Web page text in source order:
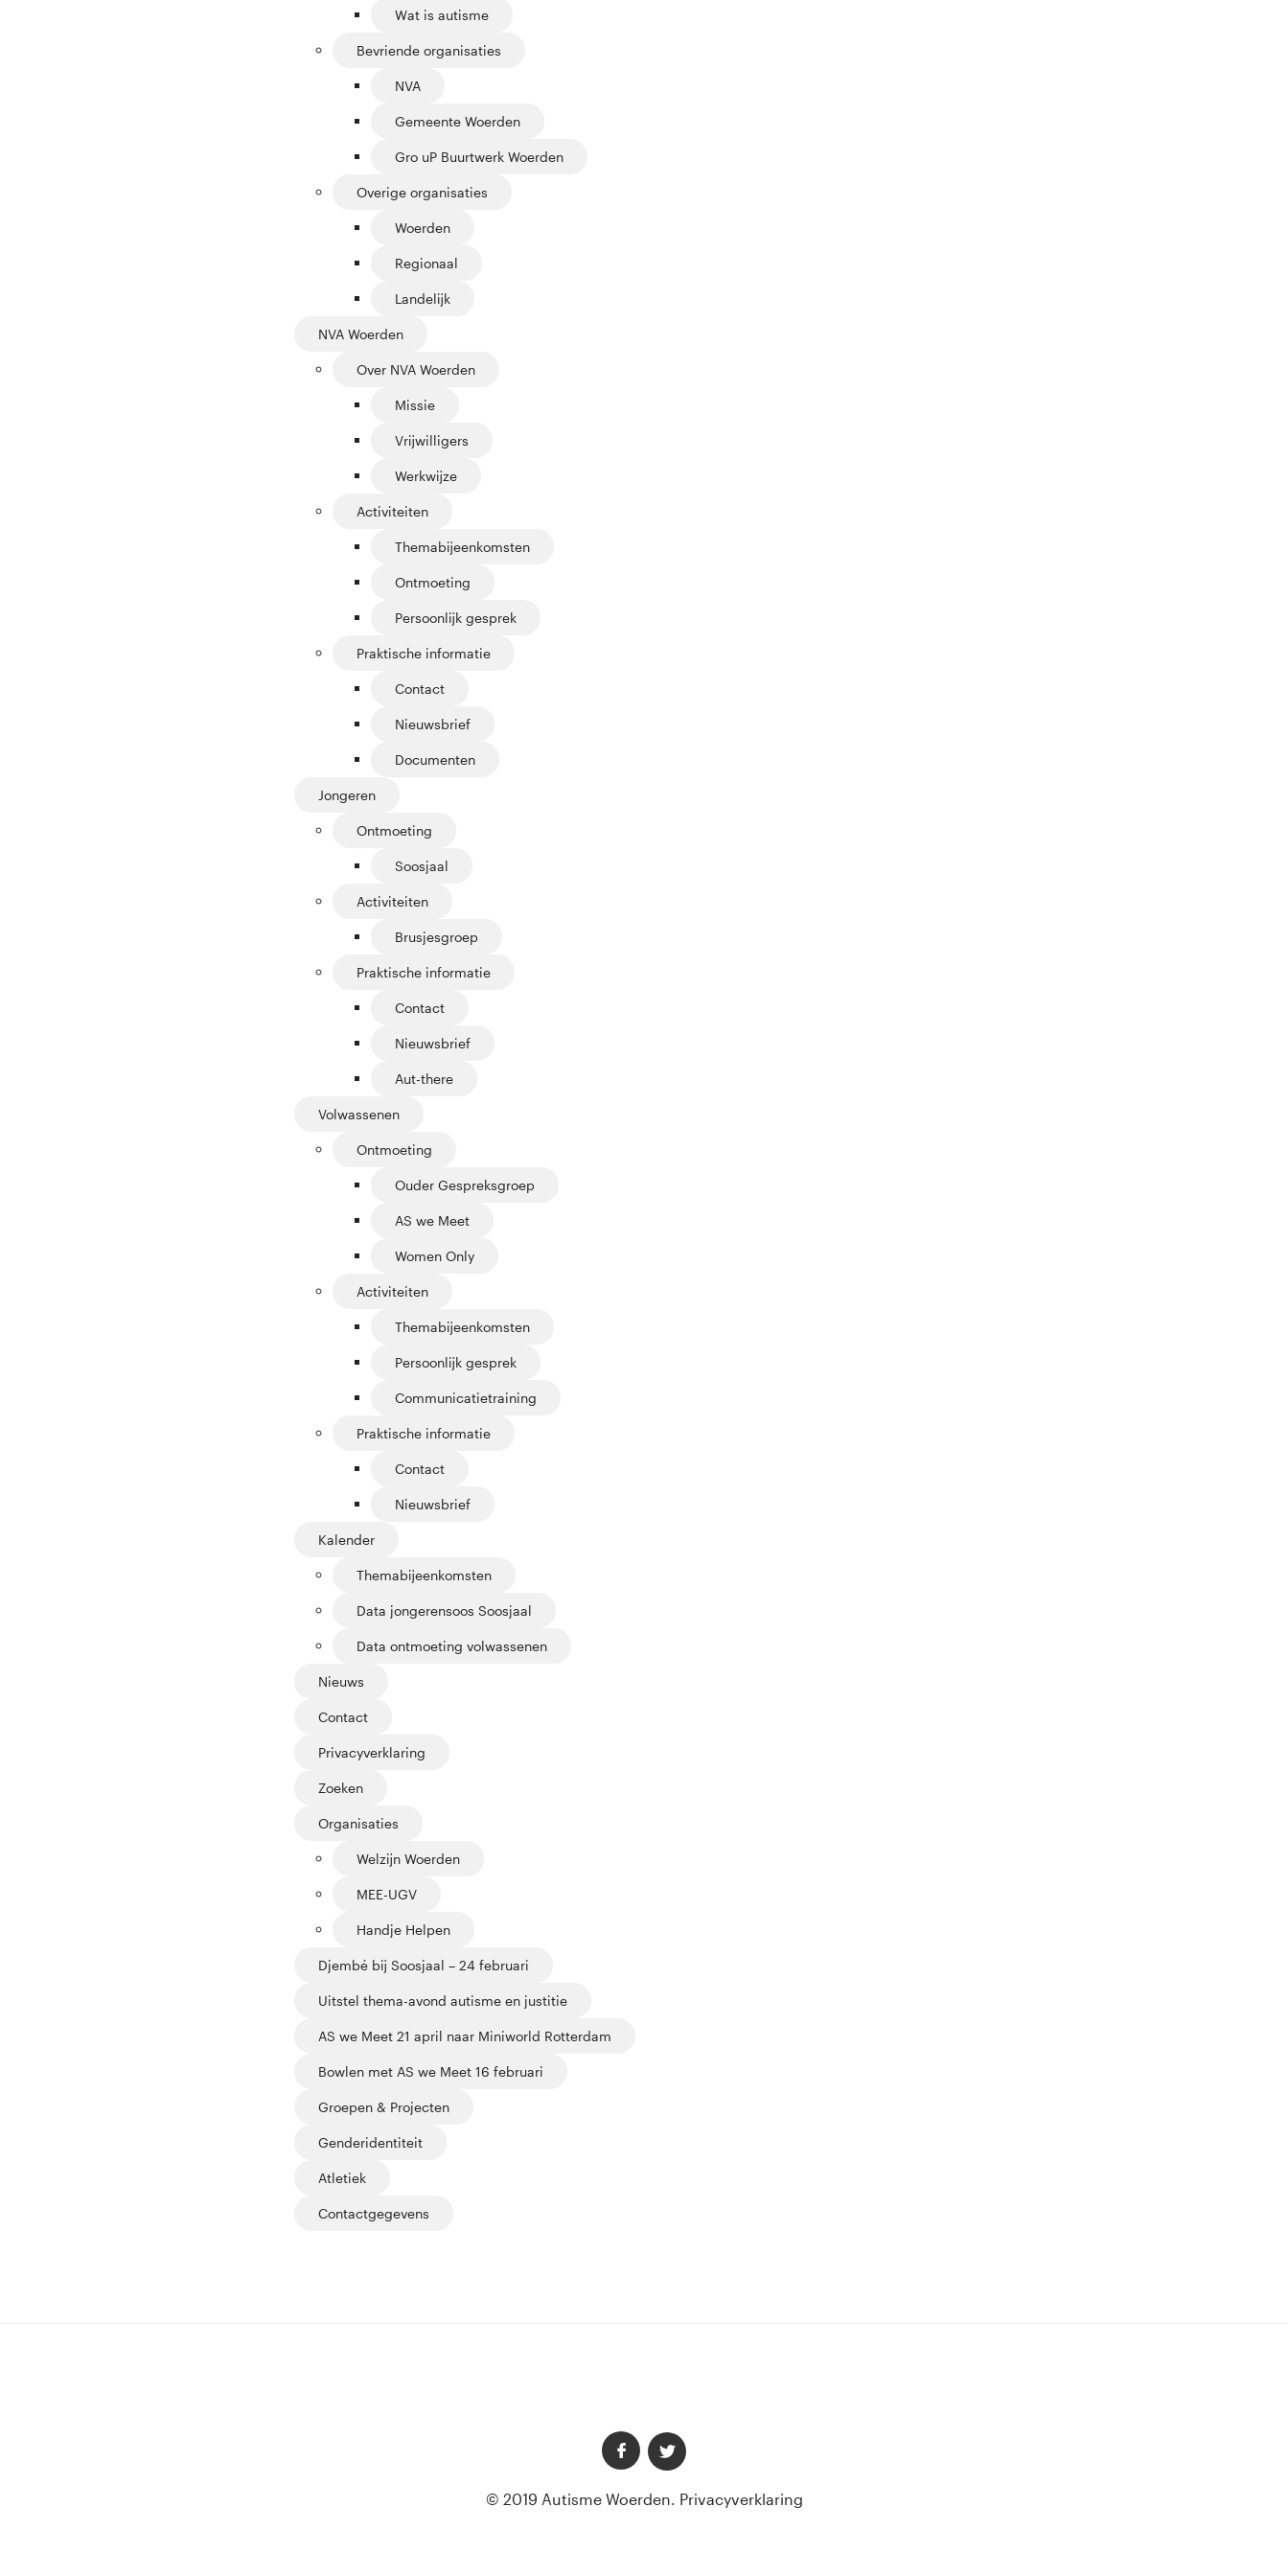
Wat is autisme
Bevriende organisaties
NVA
Gemeente Woerden
Gro uP Buurtwerk Woerden
Overige organisaties
Woerden
Regionaal
Landelijk
NVA Woerden
Over NVA Woerden
Missie
Vrijwilligers
Werkwijze
Activiteiten
Themabijeenkomsten
Ontmoeting
Persoonlijk gesprek
Praktische informatie
Contact
Nieuwsbrief
Documenten
Jongeren
Ontmoeting
Soosjaal
Activiteiten
Brusjesgroep
Praktische informatie
Contact
Nieuwsbrief
Aut-there
Volwassenen
Ontmoeting
Ouder Gespreksgroep
AS we Meet
Women Only
Activiteiten
Themabijeenkomsten
Persoonlijk gesprek
Communicatietraining
Praktische informatie
Contact
Nieuwsbrief
Kalender
Themabijeenkomsten
Data jongerensoos Soosjaal
Data ontmoeting volwassenen
Nieuws
Contact
Privacyverklaring
Zoeken
Organisaties
Welzijn Woerden
MEE-UGV
Handje Helpen
Djembé bij Soosjaal – 24 februari
Uitstel thema-avond autisme en justitie
AS we Meet 21 april naar Miniworld Rotterdam
Bowlen met AS we Meet 16 februari
Groepen & Projecten
Genderidentiteit
Atletiek
Contactgegevens
© 2019 Autisme Woerden. Privacyverklaring